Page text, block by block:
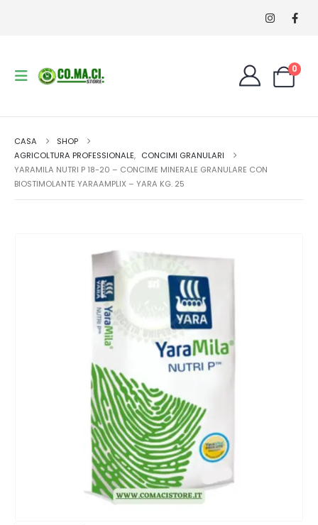
0
CASA
SHOP
AGRICOLTURA PROFESSIONALE, CONCIMI GRANULARI
YARAMILA NUTRI P 18-20 – CONCIME MINERALE GRANULARE CON
BIOSTIMOLANTE YARAAMPLIX – YARA KG. 25